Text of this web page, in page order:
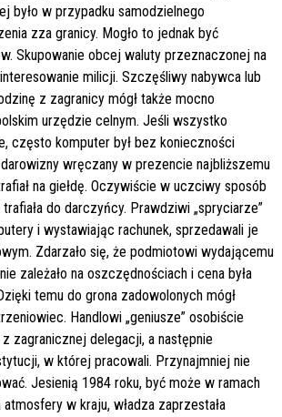
było w przypadku samodzielnego
zza granicy. Mogło to jednak być
Skupowanie obcej waluty przeznaczonej na
milicji. Szczęśliwy nabywca lub
z zagranicy mógł także mocno
urzędzie celnym. Jeśli wszystko
często komputer był bez konieczności
wręczany w prezencie najbliższemu
na giełdę. Oczywiście w uczciwy sposób
do darczyńcy. Prawdziwi „spryciarze”
i wystawiając rachunek, sprzedawali je
Zdarzało się, że podmiotowi wydającemu
zależało na oszczędnościach i cena była
temu do grona zadowolonych mógł
Handlowi „geniusze” osobiście
zagranicznej delegacji, a następnie
w której pracowali. Przynajmniej nie
Jesienią 1984 roku, być może w ramach
atmosfery w kraju, władza zaprzestała